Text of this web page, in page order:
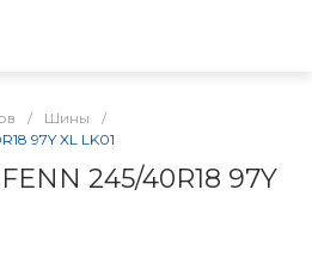
/ Шины
/
97Y XL LK01
245/40R18 97Y